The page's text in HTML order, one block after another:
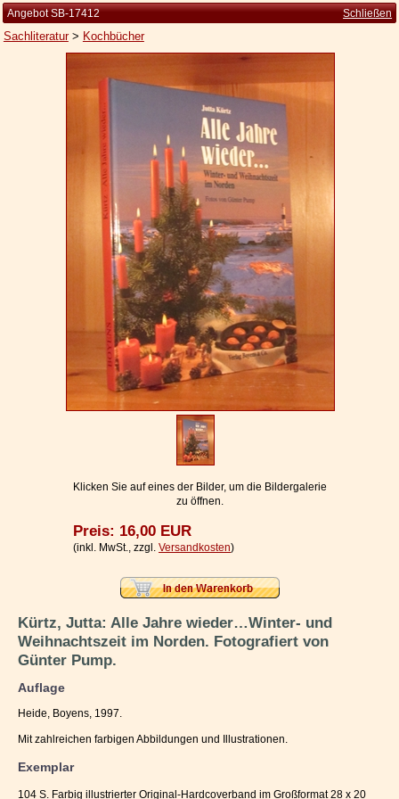
Kleine Kulturgeschichte
Die Brockhaus Auflagen
Die Meyer Auflagen
Widerrufsbelehrung
Geschäftsbedingungen
Datenschutzerklärung
Ihr Warenkorb
Angebot SB-17412 Schließen
Sachliteratur> Kochbücher
Klicken Sie auf eines der Bilder, um die Bildergalerie
zu öffnen.
Preis: 16,00 EUR
(inkl. MwSt., zzgl. Versandkosten)
Kürtz, Jutta: Alle Jahre wieder…Winter- und
Weihnachtszeit im Norden. Fotografiert von
Günter Pump.
Auflage
Heide, Boyens, 1997.
Mit zahlreichen farbigen Abbildungen und Illustrationen.
Exemplar
104 S. Farbig illustrierter Original-Hardcoverband im Großformat 28 x 20